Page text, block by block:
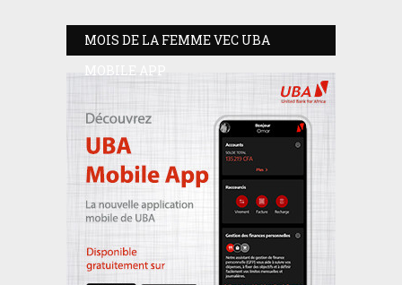
MOIS DE LA FEMME VEC UBA
MOBILE APP